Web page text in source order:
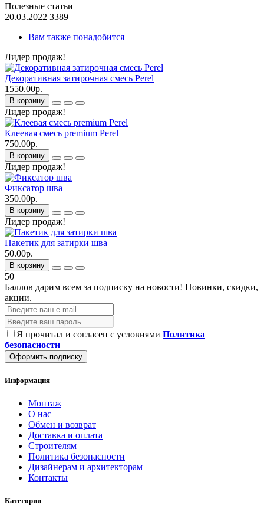
Полезные статьи
20.03.2022 3389
Вам также понадобится
Лидер продаж!
Декоративная затирочная смесь Perel
1550.00р.
В корзину
Лидер продаж!
Клеевая смесь premium Perel
750.00р.
В корзину
Лидер продаж!
Фиксатор шва
350.00р.
В корзину
Лидер продаж!
Пакетик для затирки шва
50.00р.
В корзину
50
Баллов дарим всем за подписку на новости! Новинки, скидки,
акции.
Я прочитал и согласен с условиями Политика
безопасности
Оформить подписку
Информация
Монтаж
О нас
Обмен и возврат
Доставка и оплата
Строителям
Политика безопасности
Дизайнерам и архитекторам
Контакты
Категории